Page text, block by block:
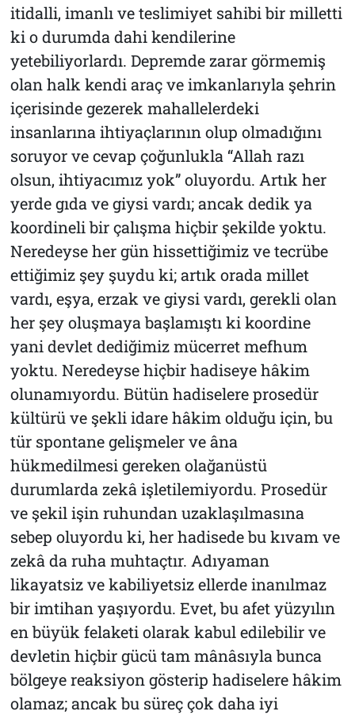
itidalli, imanlı ve teslimiyet sahibi bir milletti
ki o durumda dahi kendilerine
yetebiliyorlardı. Depremde zarar görmemiş
olan halk kendi araç ve imkanlarıyla şehrin
içerisinde gezerek mahallelerdeki
insanlarına ihtiyaçlarının olup olmadığını
soruyor ve cevap çoğunlukla “Allah razı
olsun, ihtiyacımız yok” oluyordu. Artık her
yerde gıda ve giysi vardı; ancak dedik ya
koordineli bir çalışma hiçbir şekilde yoktu.
Neredeyse her gün hissettiğimiz ve tecrübe
ettiğimiz şey şuydu ki; artık orada millet
vardı, eşya, erzak ve giysi vardı, gerekli olan
her şey oluşmaya başlamıştı ki koordine
yani devlet dediğimiz mücerret mefhum
yoktu. Neredeyse hiçbir hadiseye hâkim
olunamıyordu. Bütün hadiselere prosedür
kültürü ve şekli idare hâkim olduğu için, bu
tür spontane gelişmeler ve âna
hükmedilmesi gereken olağanüstü
durumlarda zekâ işletilemiyordu. Prosedür
ve şekil işin ruhundan uzaklaşılmasına
sebep oluyordu ki, her hadisede bu kıvam ve
zekâ da ruha muhtaçtır. Adıyaman
likayatsiz ve kabiliyetsiz ellerde inanılmaz
bir imtihan yaşıyordu. Evet, bu afet yüzyılın
en büyük felaketi olarak kabul edilebilir ve
devletin hiçbir gücü tam mânâsıyla bunca
bölgeye reaksiyon gösterip hadiselere hâkim
olamaz; ancak bu süreç çok daha iyi